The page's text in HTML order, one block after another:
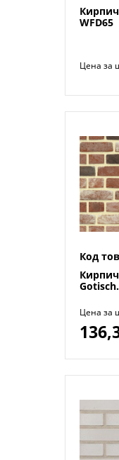
Кирпич
WFD65
Цена за
Код
Цена за